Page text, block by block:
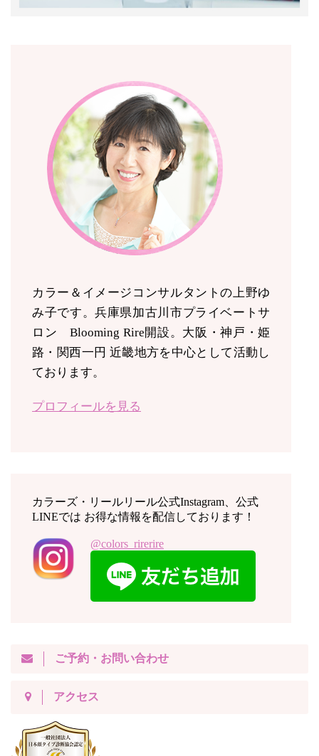
カラー＆イメージコンサルタントの上野ゆ
み子です。兵庫県加古川市プライベートサ
ロン Blooming Rire開設。 大阪・神戸・姫
路・関西一円 近畿地方を中心として活動し
ております。
プロフィールを見る
カラーズ・リールリール公式Instagram、公式
LINEでは お得な情報を配信しております！
@colors_rirerire
ご予約・お問い合わせ
アクセス